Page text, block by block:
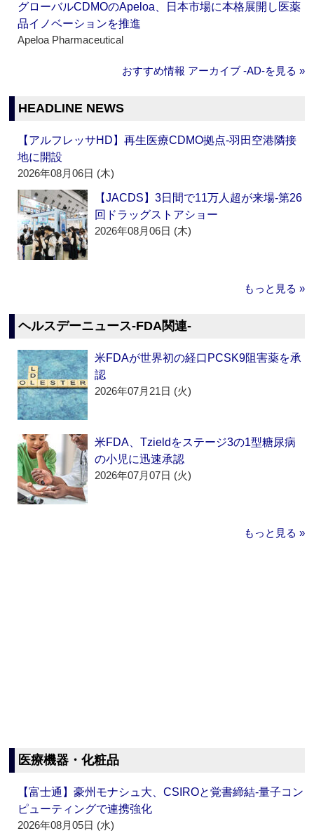
グローバルCDMOのApeloa、日本市場に本格展開し医薬
品イノベーションを推進
Apeloa Pharmaceutical
おすすめ情報 アーカイブ ‐AD‐を見る »
HEADLINE NEWS
【アルフレッサHD】再生医療CDMO拠点‐羽田空港隣接
地に開設
2026年08月06日 (木)
【JACDS】3日間で11万人超が来場‐第26
回ドラッグストアショー
2026年08月06日 (木)
もっと見る »
ヘルスデーニュース‐FDA関連‐
米FDAが世界初の経口PCSK9阻害薬を承
認
2026年07月21日 (火)
米FDA、Tzieldをステージ3の1型糖尿病
の小児に迅速承認
2026年07月07日 (火)
もっと見る »
医療機器・化粧品
【富士通】豪州モナシュ大、CSIROと覚書締結‐量子コン
ピューティングで連携強化
2026年08月05日 (水)